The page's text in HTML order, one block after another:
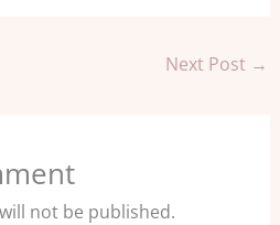
Next Post →
not be published.